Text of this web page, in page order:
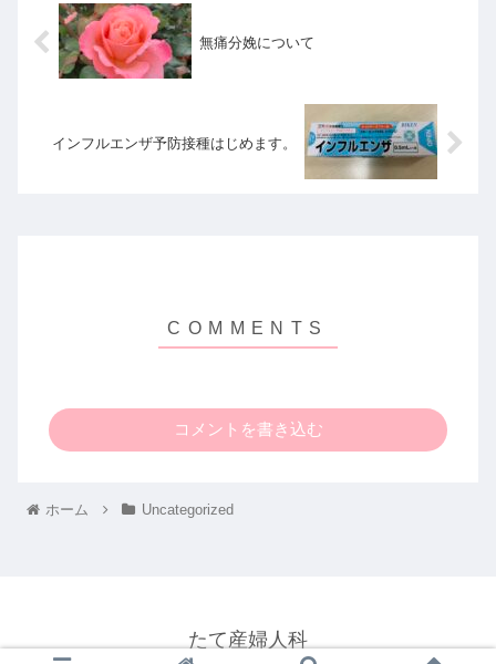
無痛分娩について
インフルエンザ予防接種はじめます。
コメントを書き込む
ホーム Uncategorized
たて産婦人科